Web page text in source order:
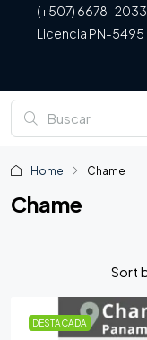
(+507) 6678-2033
Licencia PN-5495
Home Chame
Chame
Sort
DESTACADA